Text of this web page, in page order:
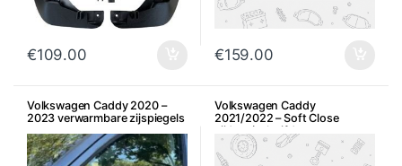
€109.00 €159.00
Volkswagen Caddy 2020 –
2023 verwarmbare zijspiegels
Volkswagen Caddy
2021/2022 – Soft Close
zijdeur/schuifdeur